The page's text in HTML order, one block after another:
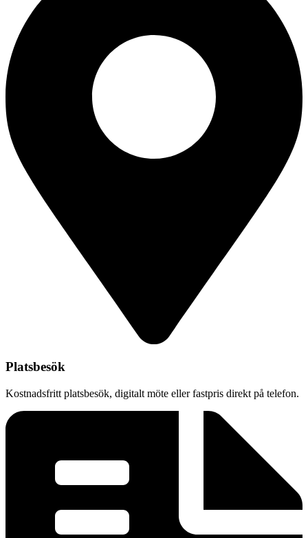
Platsbesök
Kostnadsfritt platsbesök, digitalt möte eller fastpris direkt på telefon.